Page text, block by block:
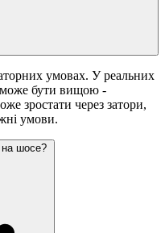
умовах. У реальних
може бути вищою -
зростати через затори,
умови.
шосе?